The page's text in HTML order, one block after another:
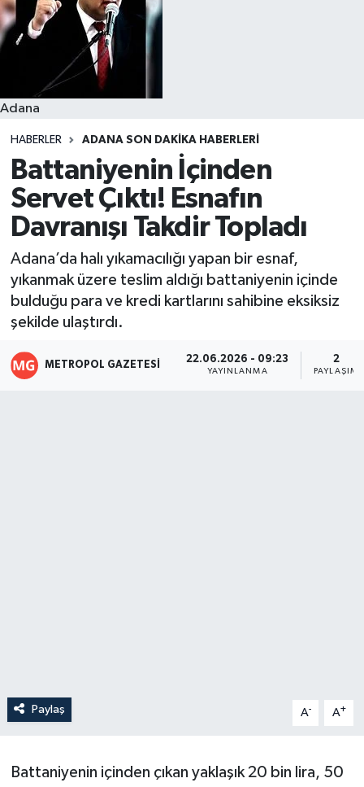
Adana
HABERLER ADANA SON DAKIKA HABERLERI
Battaniyenin İçinden
Servet Çıktı! Esnafın
Davranışı Takdir Topladı
Adana’da halı yıkamacılığı yapan bir esnaf,
yıkanmak üzere teslim aldığı battaniyenin içinde
bulduğu para ve kredi kartlarını sahibine eksiksiz
şekilde ulaştırdı.
METROPOL GAZETESI 22.06.2026 - 09:23
YAYINLANMA
2
PAYLAŞIM
Paylaş A- A+
Battaniyenin içinden çıkan yaklaşık 20 bin lira, 50
Resmi İlanlar